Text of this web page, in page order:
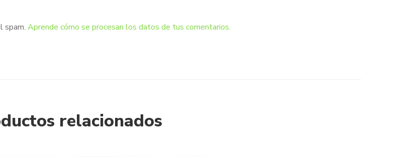
spam. Aprende cómo se procesan los datos de tus comentarios.
relacionados